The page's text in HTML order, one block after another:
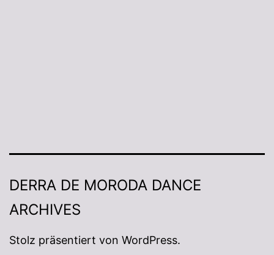
DERRA DE MORODA DANCE
ARCHIVES
Stolz präsentiert von WordPress.